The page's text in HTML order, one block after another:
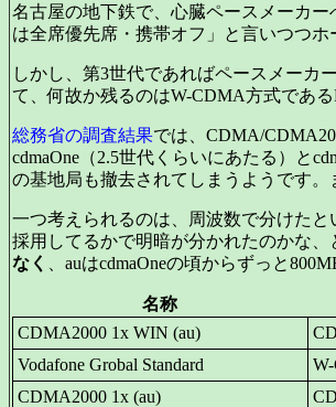
名古屋の地下鉄で、心臓ペースメーカ
は全席優先席・携帯オフ」と言いつつ
しかし、第3世代であればペースメーカ
て、何故か残るのはW-CDMA方式であ
総務省の調査結果では、CDMA/
cdmaOne（2.5世代くらいにあたる）と
の基地局も撤去されてしまうようです
一つ考えられるのは、周波数で分けたと
採用してるかで明暗が分かれたのかな
なく
、auはcdmaOneの頃からずっと
名称
CDMA2000 1x WIN (au)
Vodafone Grobal Standard
CDMA2000 1x (au)